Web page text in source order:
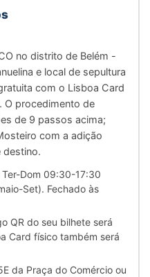
no distrito de Belém -
e local de sepultura
com o Lisboa Card
O procedimento de
de 9 passos acima;
com a adição
destino.
Dom 09:30-17:30
Set). Fechado às
QR do seu bilhete será
Card físico também será
da Praça do Comércio ou